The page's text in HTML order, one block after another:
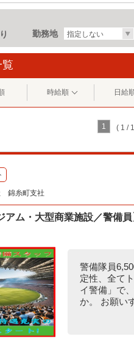
勤務地 指定しない
時給順 日給
1 ( 1 /
錦糸町支社
アム・大型商業施設／警備
警備隊員
定性、全て
イ警備」で
か。 お願い